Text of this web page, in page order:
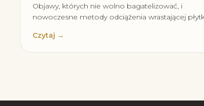
Objawy, których nie wolno bagatelizować, i
nowoczesne metody odciążenia wrastającej
Czytaj →